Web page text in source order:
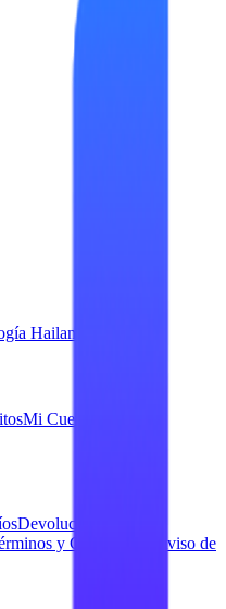
Hailan ERP
Mi Cuenta
Devoluciones y
y Condiciones
Aviso de